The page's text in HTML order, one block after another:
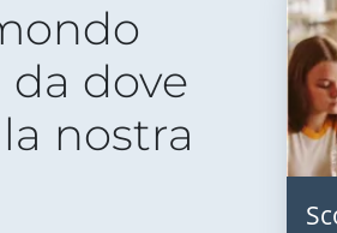
dove
nostra